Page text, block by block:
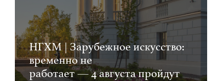
НГХМ | Зарубежное искусство:
временно не
работает — 4 августа пройдут